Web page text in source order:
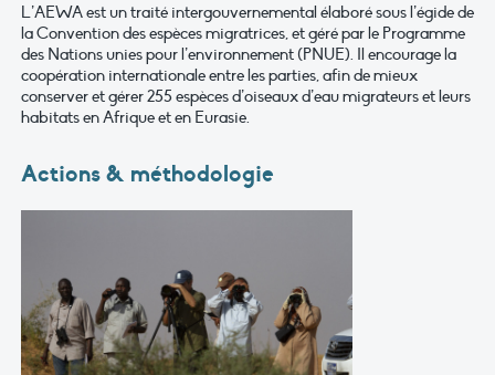
L’AEWA est un traité intergouvernemental élaboré sous l’égide de
la Convention des espèces migratrices, et géré par le Programme
des Nations unies pour l’environnement (PNUE). Il encourage la
coopération internationale entre les parties, afin de mieux
conserver et gérer 255 espèces d’oiseaux d’eau migrateurs et leurs
habitats en Afrique et en Eurasie.
Actions & méthodologie